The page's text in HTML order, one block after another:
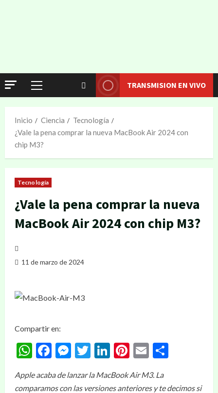
TRANSMISION EN VIVO
Inicio Ciencia
Tecnología
¿Vale la pena comprar la nueva MacBook Air 2024 con
chip M3?
Tecnología
¿Vale la pena comprar la nueva
MacBook Air 2024 con chip M3?
11 de marzo de 2024
Compartir en:
WhatsApp
Facebook
Messenger
Twitter
LinkedIn
Pinterest
Email
Apple acaba de lanzar la MacBook Air M3. La
comparamos con las versiones anteriores y te decimos si